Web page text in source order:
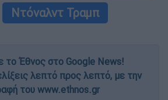
Ντόναλντ Τραμπ
το Έθνος στο Google News!
λεπτό προς λεπτό, με την
του www.ethnos.gr